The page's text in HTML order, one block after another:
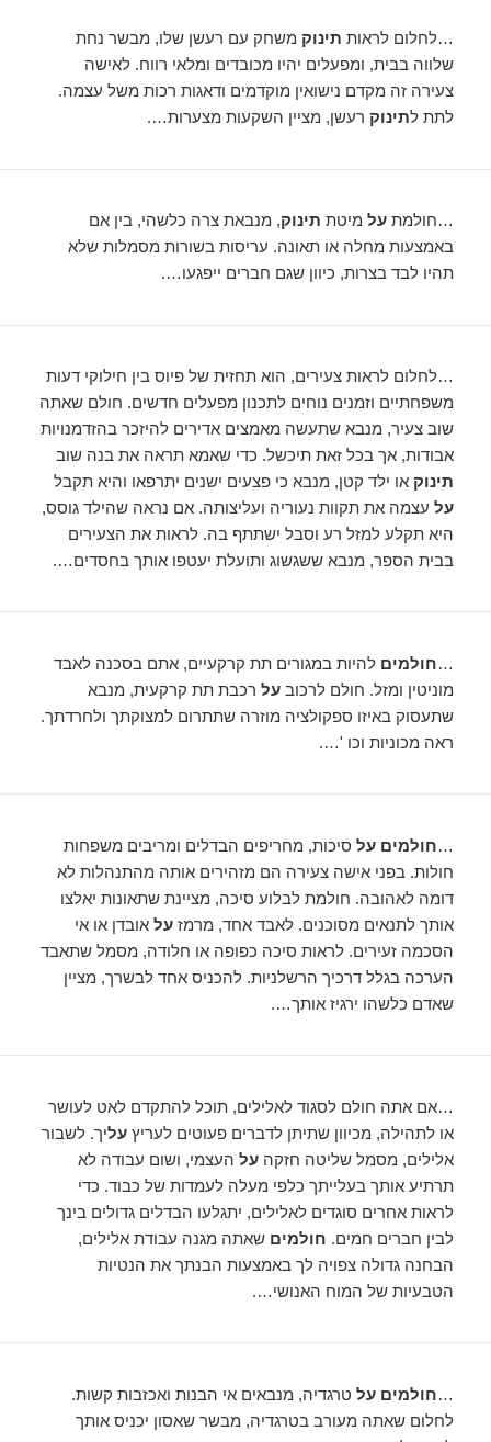
…לחלום לראות תינוק משחק עם רעשן שלו, מבשר נחת
שלווה בבית, ומפעלים יהיו מכובדים ומלאי רווח. לאישה
צעירה זה מקדם נישואין מוקדמים ודאגות רכות משל עצמה.
לתת לתינוק רעשן, מציין השקעות מצערות….
…חולמתעל מיטת תינוק, מנבאת צרה כלשהי, בין אם
באמצעות מחלה או תאונה. עריסות בשורות מסמלות שלא
תהיו לבד בצרות, כיוון שגם חברים ייפגעו….
…לחלום לראות צעירים, הוא תחזית של פיוס בין חילוקי דעות
משפחתיים וזמנים נוחים לתכנון מפעלים חדשים. חולם שאתה
שוב צעיר, מנבא שתעשה מאמצים אדירים להיזכר בהזדמנויות
אבודות, אך בכל זאת תיכשל. כדי שאמא תראה את בנה שוב
תינוק או ילד קטן, מנבא כי פצעים ישנים יתרפאו והיא תקבל
על עצמה את תקוות נעוריה ועליצותה. אם נראה שהילד גוסס,
היא תקלע למזל רע וסבל ישתתף בה. לראות את הצעירים
בבית הספר, מנבא ששגשוג ותועלת יעטפו אותך בחסדים….
…חולמים להיות במגורים תת קרקעיים, אתם בסכנה לאבד
מוניטין ומזל. חולם לרכובעל רכבת תת קרקעית, מנבא
שתעסוק באיזו ספקולציה מוזרה שתתרום למצוקתך ולחרדתך.
ראה מכוניות וכו '….
…חולמים על סיכות, מחריפים הבדלים ומריבים משפחות
חולות. בפני אישה צעירה הם מזהירים אותה מהתנהלות לא
דומה לאהובה. חולמת לבלוע סיכה, מציינת שתאונות יאלצו
אותך לתנאים מסוכנים. לאבד אחד, מרמזעל אובדן או אי
הסכמה זעירים. לראות סיכה כפופה או חלודה, מסמל שתאבד
הערכה בגלל דרכיך הרשלניות. להכניס אחד לבשרך, מציין
שאדם כלשהו ירגיז אותך….
…אם אתה חולם לסגוד לאלילים, תוכל להתקדם לאט לעושר
או לתהילה, מכיוון שתיתן לדברים פעוטים לעריץעליך. לשבור
אלילים, מסמל שליטה חזקהעל העצמי, ושום עבודה לא
תרתיע אותך בעלייתך כלפי מעלה לעמדות של כבוד. כדי
לראות אחרים סוגדים לאלילים, יתגלעו הבדלים גדולים בינך
לבין חברים חמים. חולמים שאתה מגנה עבודת אלילים,
הבחנה גדולה צפויה לך באמצעות הבנתך את הנטיות
הטבעיות של המוח האנושי….
…חולמים על טרגדיה, מנבאים אי הבנות ואכזבות קשות.
לחלום שאתה מעורב בטרגדיה, מבשר שאסון יכניס אותך